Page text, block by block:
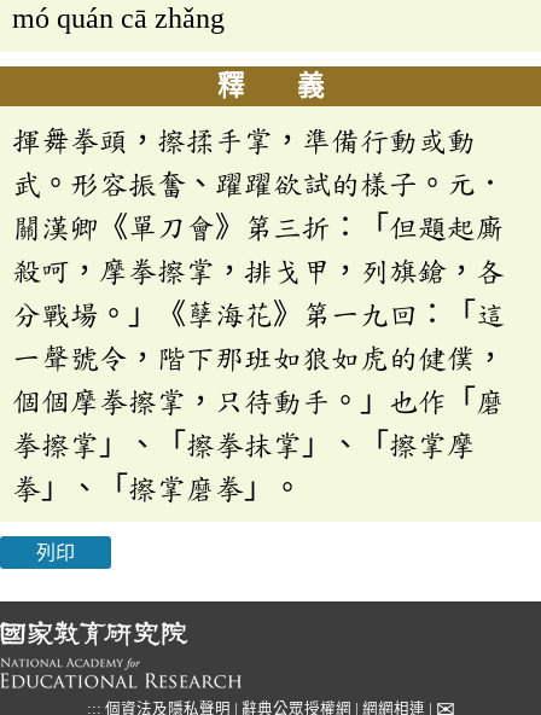
mó quán cā zhǎng
釋 義
揮舞拳頭，擦揉手掌，準備行動或動
武。形容振奮、躍躍欲試的樣子。元．
關漢卿《單刀會》第三折：「但題起廝
殺呵，摩拳擦掌，排戈甲，列旗鎗，各
分戰場。」《孽海花》第一九回：「這
一聲號令，階下那班如狼如虎的健僕，
個個摩拳擦掌，只待動手。」也作「磨
拳擦掌」、「擦拳抹掌」、「擦掌摩
拳」、「擦掌磨拳」。
列印
::: 個資法及隱私聲明 辭典公眾授權網 網網相連